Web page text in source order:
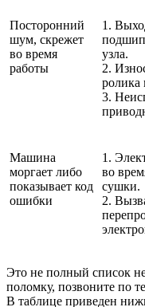
Посторонний
шум, скрежет
во время
работы
1.
узла.
2.
ролика
3.
Машина
моргает либо
показывает код
ошибки
1.
во
сушки.
2.
Это не полный список
поломку, позвоните по
В таблице приведен